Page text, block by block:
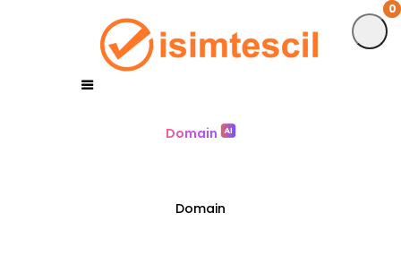
0
Domain
Domain
0